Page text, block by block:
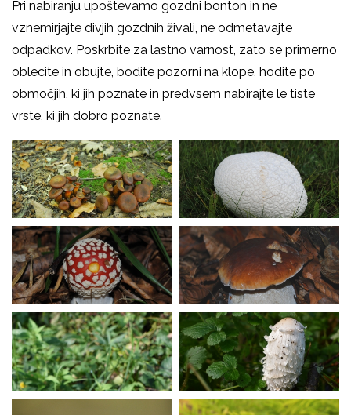
Pri nabiranju upoštevamo gozdni bonton in ne
vznemirjajte divjih gozdnih živali, ne odmetavajte
odpadkov. Poskrbite za lastno varnost, zato se primerno
oblecite in obujte, bodite pozorni na klope, hodite po
območjih, ki jih poznate in predvsem nabirajte le tiste
vrste, ki jih dobro poznate.